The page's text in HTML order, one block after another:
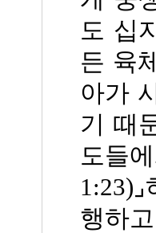
도 십
든 육
아가
기 때
도들
1:23) ⌟
행하